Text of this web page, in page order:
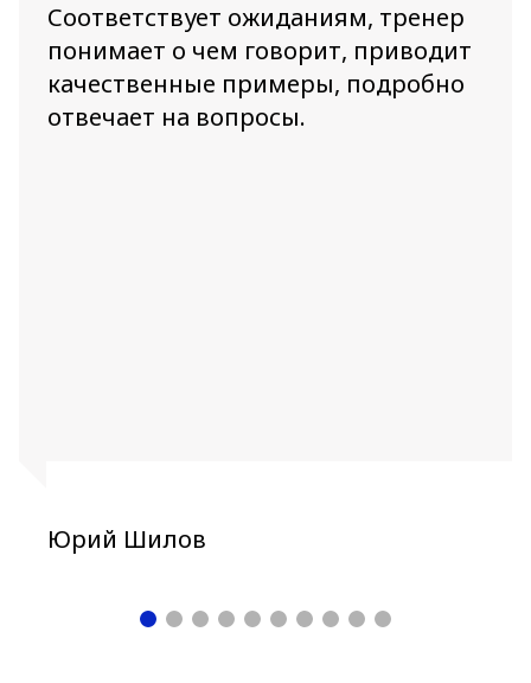
Соответствует ожиданиям, тренер
понимает о чем говорит, приводит
качественные примеры, подробно
отвечает на вопросы.
Юрий Шилов